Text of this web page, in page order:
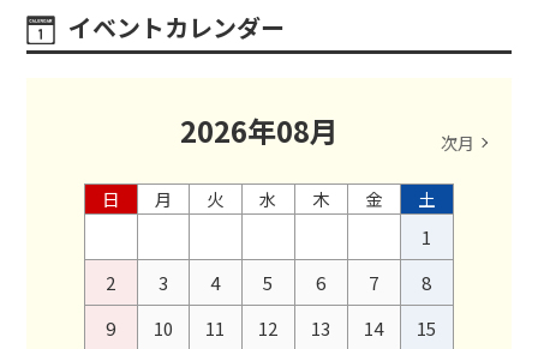
イベントカレンダー
2026年08月 次月
日 月 火 水 木 金
土
1
2
3 4 5 6 7
8
9
10 11 12 13 14
15